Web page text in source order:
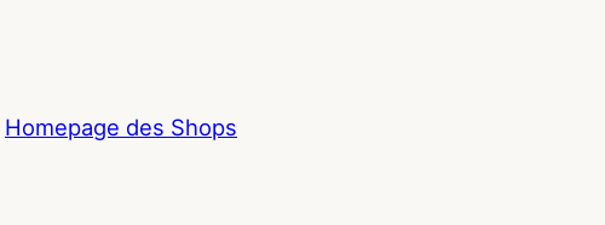
Homepage des Shops